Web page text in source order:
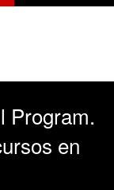
Program.
en